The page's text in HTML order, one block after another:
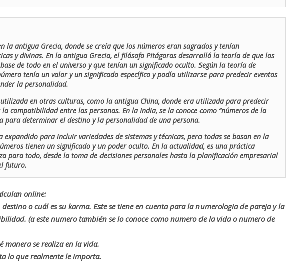
la antigua Grecia, donde se creía que los números eran sagrados y tenían
y divinas. En la antigua Grecia, el filósofo Pitágoras desarrolló la teoría de que los
de todo en el universo y que tenían un significado oculto. Según la teoría de
tenía un valor y un significado específico y podía utilizarse para predecir eventos
la personalidad.
en otras culturas, como la antigua China, donde era utilizada para predecir
la compatibilidad entre las personas. En la India, se la conoce como “números de la
para determinar el destino y la personalidad de una persona.
expandido para incluir variedades de sistemas y técnicas, pero todas se basan en la
tienen un significado y un poder oculto. En la actualidad, es una práctica
para todo, desde la toma de decisiones personales hasta la planificación empresarial
futuro.
online:
destino o cuál es su karma. Este se tiene en cuenta para la numerologia de pareja y la
(a este numero también se lo conoce como numero de la vida o numero de
manera se realiza en la vida.
lo que realmente le importa.